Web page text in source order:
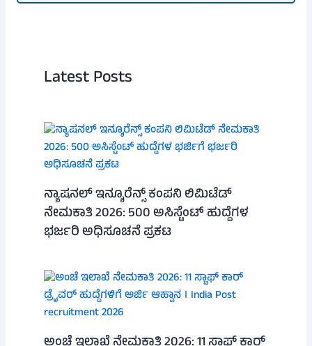
Latest Posts
ನ್ಯಾಷನಲ್ ಇನ್ಶೂರೆನ್ಸ್ ಕಂಪನಿ ಲಿಮಿಟೆಡ್
ನೇಮಕಾತಿ 2026: 500 ಅಸಿಸ್ಟೆಂಟ್ ಹುದ್ದೆಗಳ
ಭರ್ಜರಿ ಅಧಿಸೂಚನೆ ಪ್ರಕಟ